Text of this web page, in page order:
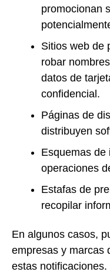
promocionan
Sitios web de
robar
datos de
confidencial.
Páginas de
distribuyen
Esquemas de
operaciones
Estafas de
recopilar
En algunos casos,
empresas y marcas
estas